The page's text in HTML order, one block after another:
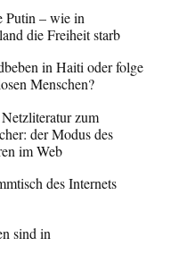
Putin – wie in
die Freiheit starb
in Haiti oder folge
Menschen?
zum
der Modus des
im Web
des Internets
sind in